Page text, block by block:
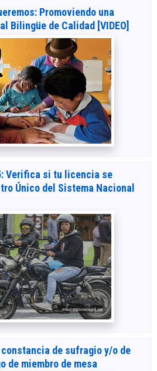
Promoviendo una
Bilingüe de Calidad [VIDEO]
Verifica si tu licencia se
Único del Sistema Nacional
de sufragio y/o de
de miembro de mesa